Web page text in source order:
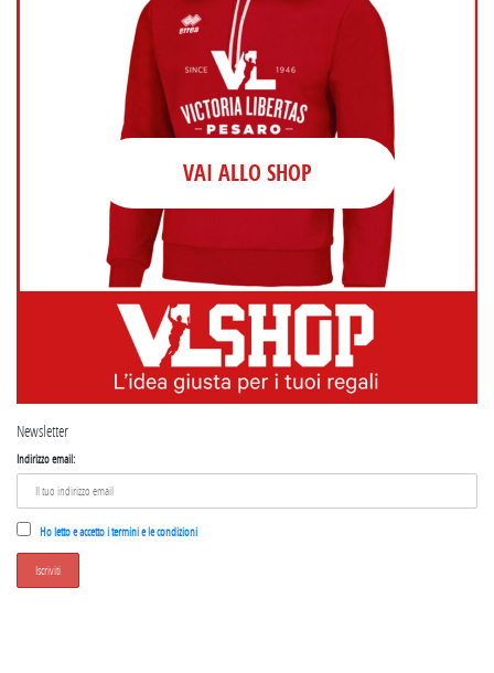
VAI ALLO SHOP
Newsletter
Indirizzo email:
Ho letto e accetto i termini e le condizioni